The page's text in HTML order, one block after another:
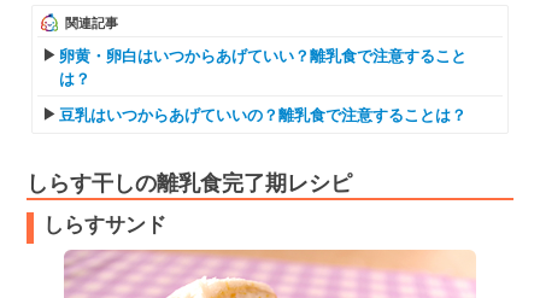
関連記事
卵黄・卵白はいつからあげていい？離乳食で注意すること
は？
豆乳はいつからあげていいの？離乳食で注意することは？
しらす干しの離乳食完了期レシピ
しらすサンド